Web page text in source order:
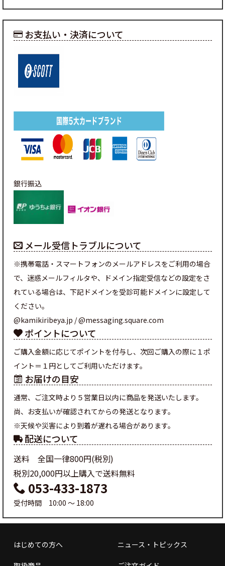
お支払い・決済について
銀行振込
メール受信トラブルについて
※携帯電話・スマートフォンのメールアドレスをご利用の場合
で、迷惑メールフィルタや、ドメイン指定受信などの設定をさ
れている場合は、下記ドメインを受診可能ドメインに設定して
ください。
@kamikiribeya.jp / @messaging.square.com
ポイントについて
ご購入金額に応じてポイントを付与し、次回ご購入の際に１ポ
イント＝１円としてご利用いただけます。
お届けの目安
通常、ご注文時より５営業日以内に商品を発送いたします。
尚、お支払いが確認されてからの発送となります。
※天候や災害により到着が遅れる場合があります。
配送について
送料 全国一律800円(税別)
税別20,000円以上購入で送料無料
053-433-1873
受付時間 10:00 ～ 18:00
はじめての方へ ニュース・トピックス